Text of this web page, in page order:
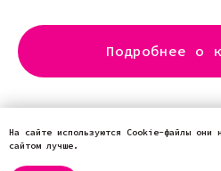
Подробнее о
На сайте используются Cookie-файлы они
сайтом лучше.